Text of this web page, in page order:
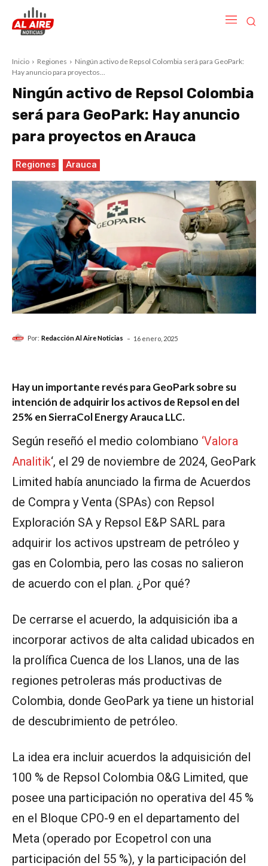
Inicio Regiones
Ningún activo de Repsol Colombia será para GeoPark:
Hay anuncio para proyectos...
Ningún activo de Repsol Colombia
será para GeoPark: Hay anuncio
para proyectos en Arauca
Regiones Arauca
Por: Redacción Al Aire Noticias - 16 enero, 2025
Hay un importante revés para GeoPark sobre su
intención de adquirir los activos de Repsol en del
25% en SierraCol Energy Arauca LLC.
Según reseñó el medio colombiano ‘Valora
Analitik‘, el 29 de noviembre de 2024, GeoPark
Limited había anunciado la firma de Acuerdos
de Compra y Venta (SPAs) con Repsol
Exploración SA y Repsol E&P SARL para
adquirir los activos upstream de petróleo y
gas en Colombia, pero las cosas no salieron
de acuerdo con el plan. ¿Por qué?
De cerrarse el acuerdo, la adquisición iba a
incorporar activos de alta calidad ubicados en
la prolífica Cuenca de los Llanos, una de las
regiones petroleras más productivas de
Colombia, donde GeoPark ya tiene un historial
de descubrimiento de petróleo.
La idea era incluir acuerdos la adquisición del
100 % de Repsol Colombia O&G Limited, que
posee una participación no operativa del 45 %
en el Bloque CPO-9 en el departamento del
Meta (operado por Ecopetrol con una
participación del 55 %), y la participación del